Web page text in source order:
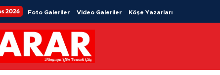
2026 Foto Galeriler Video Galeriler Köşe Yazarları